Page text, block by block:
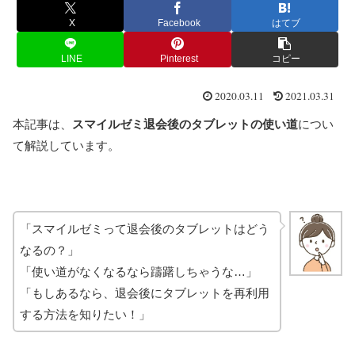
X Facebook はてブ
LINE Pinterest コピー
2020.03.11 2021.03.31
本記事は、 スマイルゼミ退会後のタブレットの使い道につい
て解説しています。
「スマイルゼミって退会後のタブレットはどう
なるの？」
「使い道がなくなるなら躊躇しちゃうな…」
「もしあるなら、退会後にタブレットを再利用
する方法を知りたい！」